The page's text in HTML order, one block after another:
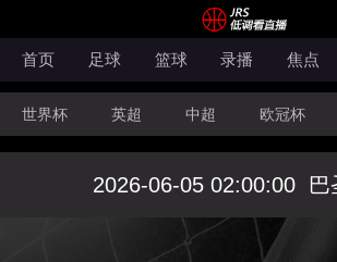
首页 足球 篮球 录播 焦点
世界杯 英超 中超 欧冠杯
韩K联 法甲 科索沃超 意甲
法罗超 日职联 NBA
2026-06-05 02:00:00 巴